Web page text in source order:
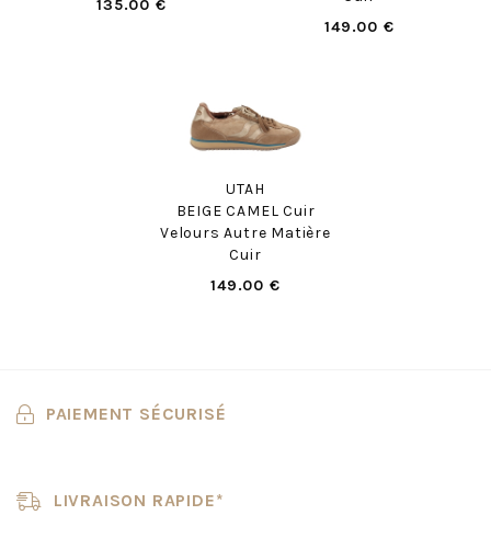
135.00 €
149.00 €
UTAH
BEIGE CAMEL Cuir
Velours Autre Matière
Cuir
149.00 €
PAIEMENT SÉCURISÉ
LIVRAISON RAPIDE*